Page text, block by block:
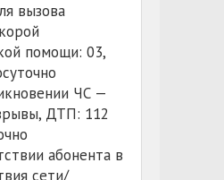
вызова
помощи: 03,
ЧС —
ДТП: 112
абонента в
сети/